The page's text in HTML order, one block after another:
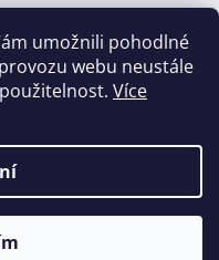
umožnili pohodlné
webu neustále
Více
práva vyhrazena.